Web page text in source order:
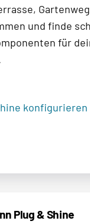
und finde
für
konfigurieren
Plug & Shine